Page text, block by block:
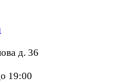
д. 36
19:00